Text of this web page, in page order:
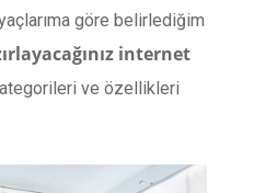
göre belirlediğim
internet
ve özellikleri